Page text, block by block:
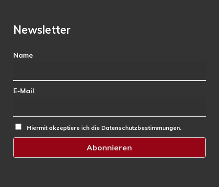
Newsletter
Name
E-Mail
Hiermit akzeptiere ich die Datenschutzbestimmungen.